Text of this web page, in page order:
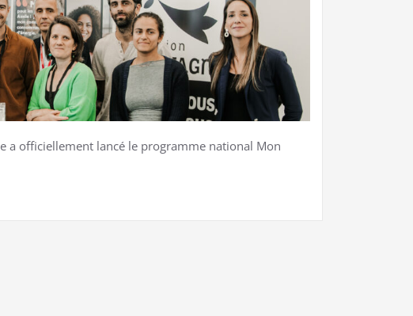
a officiellement lancé le programme national Mon